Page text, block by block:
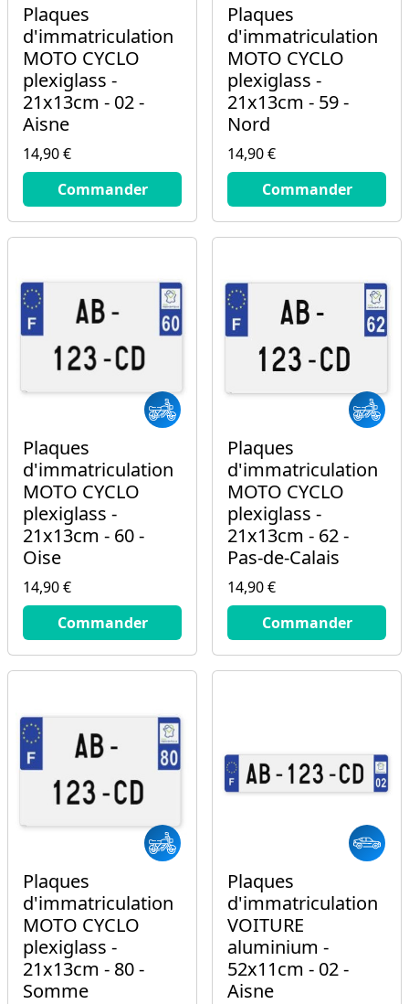
Plaques
d'immatriculation
MOTO CYCLO
plexiglass -
21x13cm - 02 -
Aisne
14,90 €
14.9
€Commander
Plaques
d'immatriculation
MOTO CYCLO
plexiglass -
21x13cm - 59 -
Nord
14,90 €
14.9
€Commander
Plaques
d'immatriculation
MOTO CYCLO
plexiglass -
21x13cm - 60 -
Oise
14,90 €
14.9
€Commander
Plaques
d'immatriculation
MOTO CYCLO
plexiglass -
21x13cm - 62 -
Pas-de-Calais
14,90 €
14.9
€Commander
Plaques
d'immatriculation
MOTO CYCLO
plexiglass -
21x13cm - 80 -
Somme
Plaques
d'immatriculation
VOITURE
aluminium -
52x11cm - 02 -
Aisne